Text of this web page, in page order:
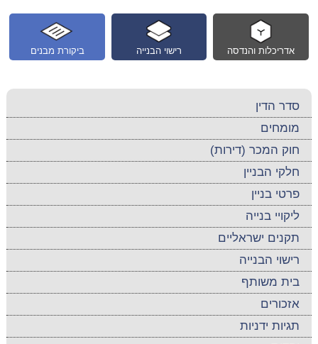
ביקורת מבנים רישוי הבנייה אדריכלות והנדסה
סדר הדין
מומחים
חוק המכר (דירות)
חלקי הבניין
פרטי בניין
ליקויי בנייה
תקנים ישראליים
רישוי הבנייה
בית משותף
אזכורים
תגיות ידניות